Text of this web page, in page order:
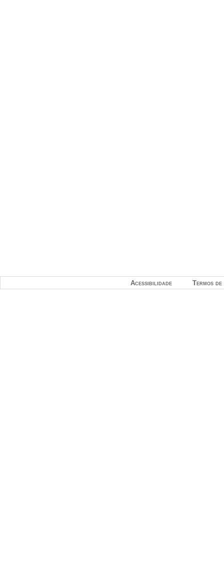
Termos
Acessibilidade